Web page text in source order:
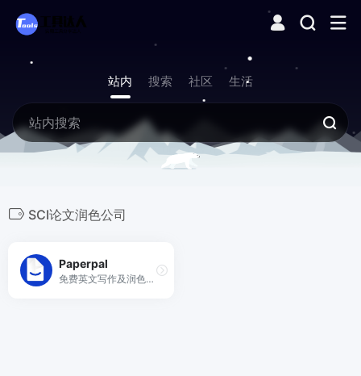
站内 搜索 社区 生活
SCI论文润色公司
Paperpal
免费英文写作及润色AI工具，兼备翻译及投稿检查等强大功能，大幅节省写作时长